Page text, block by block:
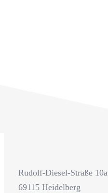
Rudolf-Diesel-Straße 10a
69115 Heidelberg